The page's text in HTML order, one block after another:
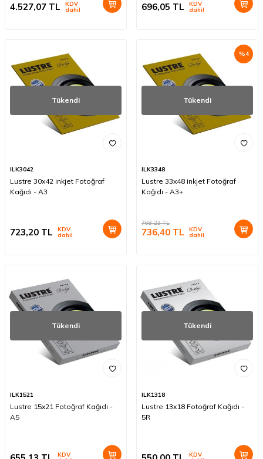
4.527,07 TL KDV
dahil 696,05 TL KDV
dahil
Tükendi
ILK3042
Lustre 30x42 inkjet Fotoğraf
Kağıdı - A3
723,20 TL KDV
dahil
%4
Tükendi
ILK3348
Lustre 33x48 inkjet Fotoğraf
Kağıdı - A3+
768,23TL
736,40 TL KDV
dahil
Tükendi
ILK1521
Lustre 15x21 Fotoğraf Kağıdı -
A5
KDV
Tükendi
ILK1318
Lustre 13x18 Fotoğraf Kağıdı -
5R
KDV